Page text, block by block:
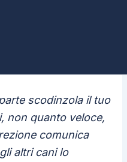
scodinzola il tuo
non quanto veloce,
comunica
altri cani lo